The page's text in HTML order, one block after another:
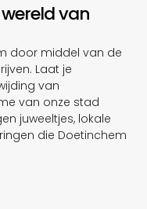
van
door middel van de
Laat je
van
van onze stad
juweeltjes, lokale
die Doetinchem